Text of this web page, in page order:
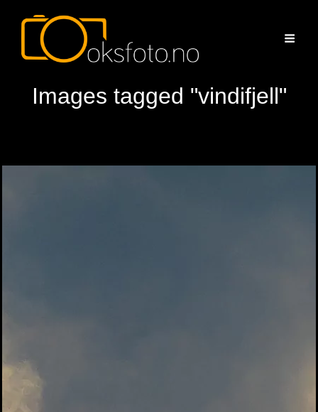
Images tagged "vindifjell"